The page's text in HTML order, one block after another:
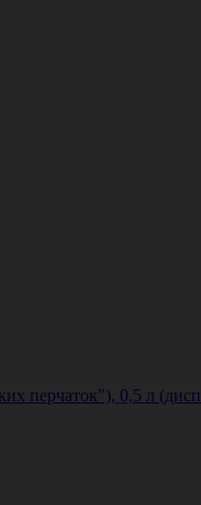
перчаток"), 0,5 л